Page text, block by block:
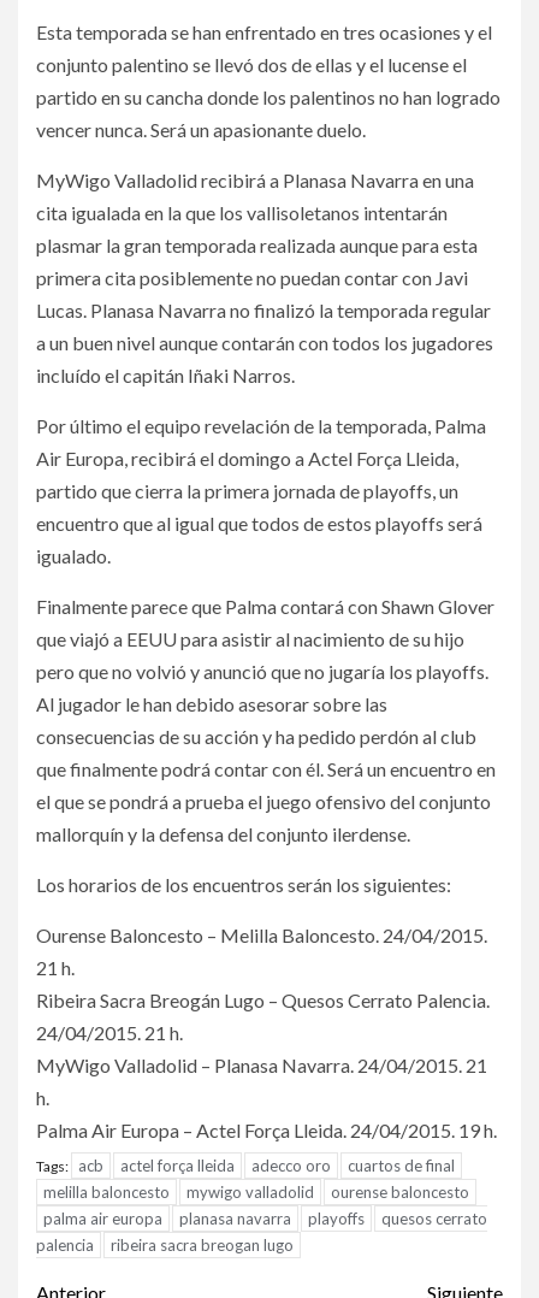
Esta temporada se han enfrentado en tres ocasiones y el
conjunto palentino se llevó dos de ellas y el lucense el
partido en su cancha donde los palentinos no han logrado
vencer nunca. Será un apasionante duelo.
MyWigo Valladolid recibirá a Planasa Navarra en una
cita igualada en la que los vallisoletanos intentarán
plasmar la gran temporada realizada aunque para esta
primera cita posiblemente no puedan contar con Javi
Lucas. Planasa Navarra no finalizó la temporada regular
a un buen nivel aunque contarán con todos los jugadores
incluído el capitán Iñaki Narros.
Por último el equipo revelación de la temporada, Palma
Air Europa, recibirá el domingo a Actel Força Lleida,
partido que cierra la primera jornada de playoffs, un
encuentro que al igual que todos de estos playoffs será
igualado.
Finalmente parece que Palma contará con Shawn Glover
que viajó a EEUU para asistir al nacimiento de su hijo
pero que no volvió y anunció que no jugaría los playoffs.
Al jugador le han debido asesorar sobre las
consecuencias de su acción y ha pedido perdón al club
que finalmente podrá contar con él. Será un encuentro en
el que se pondrá a prueba el juego ofensivo del conjunto
mallorquín y la defensa del conjunto ilerdense.
Los horarios de los encuentros serán los siguientes:
Ourense Baloncesto – Melilla Baloncesto. 24/04/2015.
21 h.
Ribeira Sacra Breogán Lugo – Quesos Cerrato Palencia.
24/04/2015. 21 h.
MyWigo Valladolid – Planasa Navarra. 24/04/2015. 21
h.
Palma Air Europa – Actel Força Lleida. 24/04/2015. 19 h.
Tags: acb actel força lleida adecco oro
cuartos de final
melilla baloncesto
mywigo valladolid
ourense baloncesto
palma air europa
planasa navarra playoffs
quesos cerrato
palencia
ribeira sacra breogan lugo
Anterior Siguiente